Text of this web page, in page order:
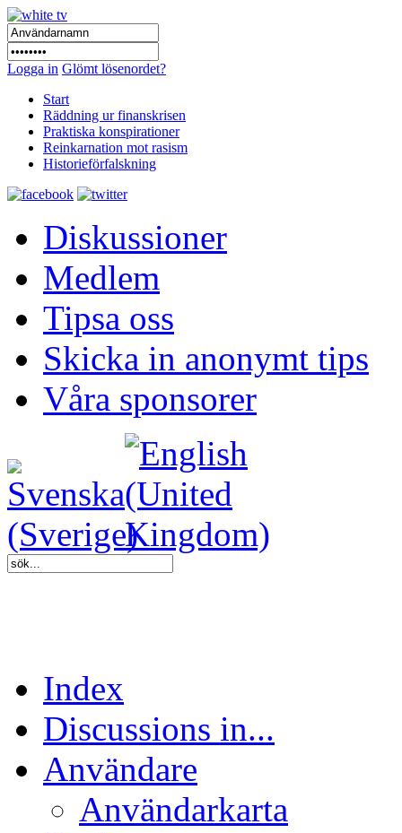
Logga in Glömt lösenordet?
Start
Räddning ur finanskrisen
Praktiska konspirationer
Reinkarnation mot rasism
Historieförfalskning
Diskussioner
Medlem
Tipsa oss
Skicka in anonymt tips
Våra sponsorer
Index
Discussions in...
Användare
Användarkarta